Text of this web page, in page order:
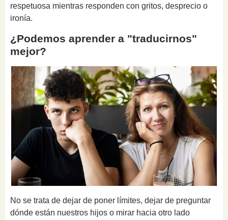
respetuosa mientras responden con gritos, desprecio o
ironía.
¿Podemos aprender a "traducirnos"
mejor?
No se trata de dejar de poner límites, dejar de preguntar
dónde están nuestros hijos o mirar hacia otro lado